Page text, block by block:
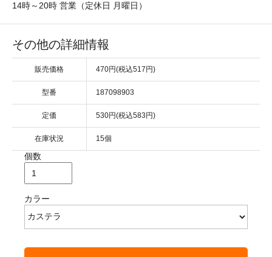
14時～20時 営業（定休日 月曜日）
その他の詳細情報
販売価格 470円(税込517円)
型番 187098903
定価 530円(税込583円)
在庫状況 15個
個数
カラー